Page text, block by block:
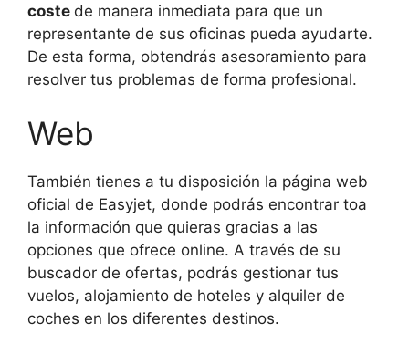
coste de manera inmediata para que un
representante de sus oficinas pueda ayudarte.
De esta forma, obtendrás asesoramiento para
resolver tus problemas de forma profesional.
Web
También tienes a tu disposición la página web
oficial de Easyjet, donde podrás encontrar toa
la información que quieras gracias a las
opciones que ofrece online. A través de su
buscador de ofertas, podrás gestionar tus
vuelos, alojamiento de hoteles y alquiler de
coches en los diferentes destinos.